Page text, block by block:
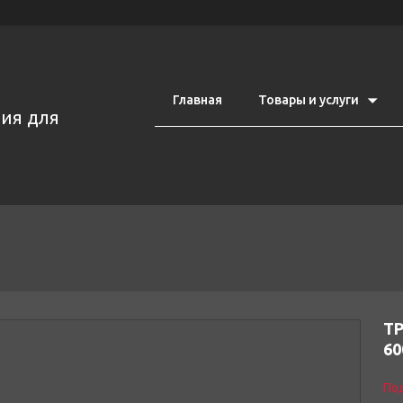
для
Главная Товары и услуги